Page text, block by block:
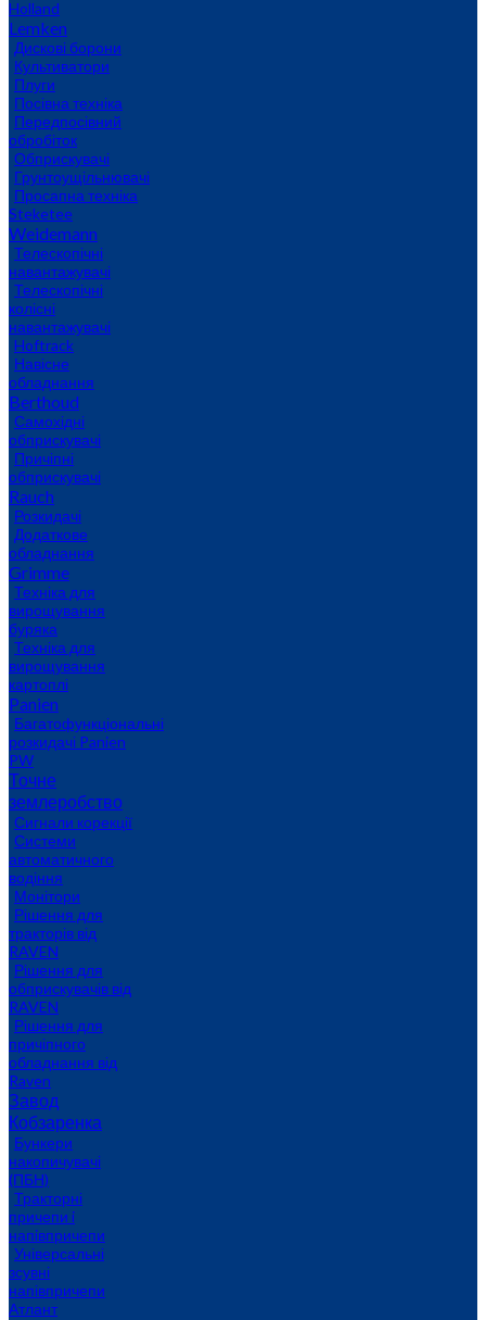
Holland
Lemken
Дискові борони
Культиватори
Плуги
Посівна техніка
Передпосівний
обробіток
Обприскувачі
Грунтоущільнювачі
Просапна техніка
Steketee
Weidemann
Телескопічні
навантажувачі
Телескопічні
колісні
навантажувачі
Hoftrack
Навісне
обладнання
Berthoud
Самохідні
обприскувачі
Причіпні
обприскувачі
Rauch
Розкидачі
Додаткове
обладнання
Grimme
Техніка для
вирощування
буряка
Техніка для
вирощування
картоплі
Panien
Багатофункціональні
розкидачі Panien
PW
Точне
землеробство
Сигнали корекції
Системи
автоматичного
водіння
Монітори
Рішення для
тракторів від
RAVEN
Рішення для
обприскувачів від
RAVEN
Рішення для
причіпного
обладнання від
Raven
Завод
Кобзаренка
Бункери
накопичувачі
(ПБН)
Тракторні
причепи i
напiвпричепи
Універсальні
зсувні
напівпричепи
Атлант